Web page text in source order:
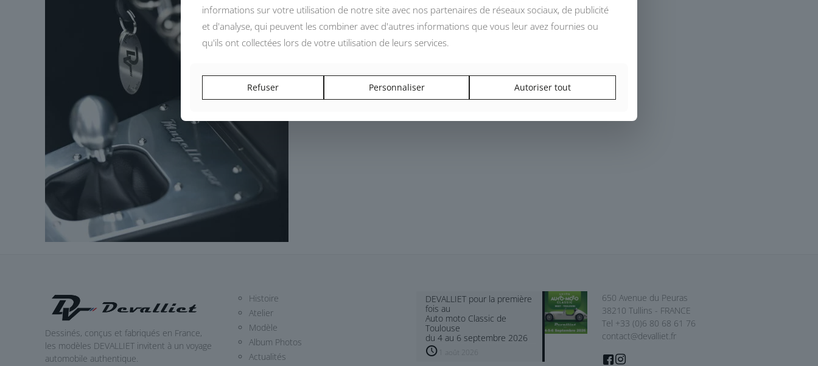
Dessinés, conçus et fabriqués en France,
les modèles DEVALLIET invitent à un voyage
automobile authentique.
Histoire
Atelier
Modèle
Album Photos
Actualités
DEVALLIET pour la première
fois au
Auto moto Classic de
Toulouse
du 4 au 6 septembre 2026
1 août 2026
650 Avenue du Peuras
38210 Tullins - FRANCE
Tel +33 (0)6 80 68 61 76
contact@devalliet.fr
informations sur votre utilisation de notre site avec nos partenaires de réseaux sociaux, de publicité
et d'analyse, qui peuvent les combiner avec d'autres informations que vous leur avez fournies ou
qu'ils ont collectées lors de votre utilisation de leurs services.
Refuser Personnaliser Autoriser tout